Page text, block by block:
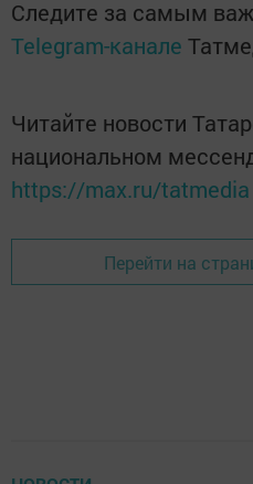
Следите за самым
Telegram-канале
Читайте новости
национальном
https://max.ru/tatmedia
Перейти на